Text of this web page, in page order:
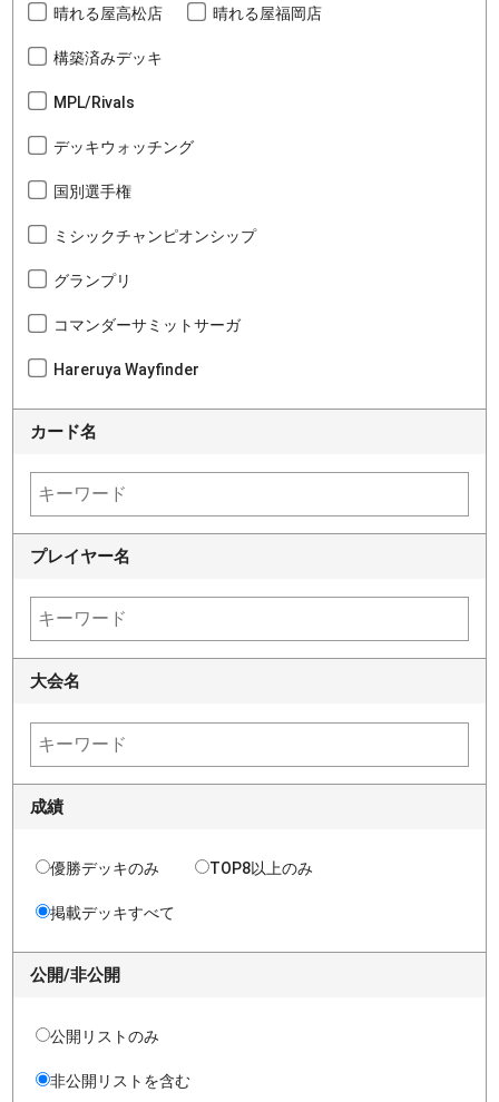
晴れる屋高松店 晴れる屋福岡店
構築済みデッキ
MPL/Rivals
デッキウォッチング
国別選手権
ミシックチャンピオンシップ
グランプリ
コマンダーサミットサーガ
Hareruya Wayfinder
カード名
プレイヤー名
大会名
成績
優勝デッキのみ TOP8以上のみ
掲載デッキすべて
公開/非公開
公開リストのみ
非公開リストを含む